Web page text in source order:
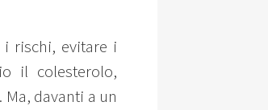
i rischi, evitare i
il colesterolo,
davanti a un